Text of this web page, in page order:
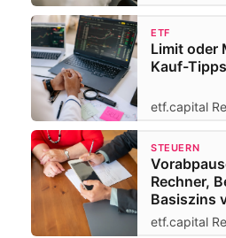
ETF
Limit oder
Kauf-
etf.capital
STEUERN
Rechner,
Basiszins
etf.capital